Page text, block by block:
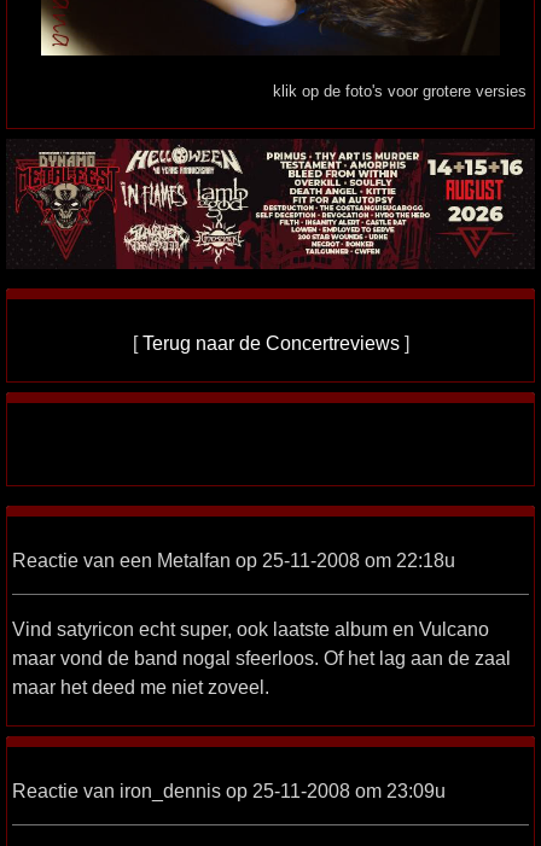
klik op de foto's voor grotere versies
[Terug naar de Concertreviews]
Reactie van een Metalfan op 25-11-2008 om 22:18u
Vind satyricon echt super, ook laatste album en Vulcano
maar vond de band nogal sfeerloos. Of het lag aan de zaal
maar het deed me niet zoveel.
Reactie van iron_dennis op 25-11-2008 om 23:09u